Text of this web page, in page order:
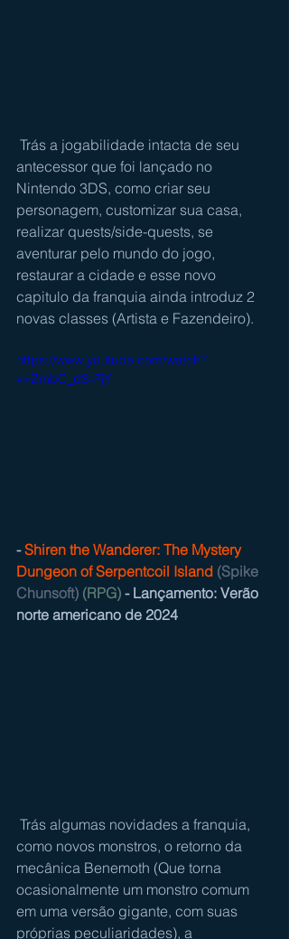
antecessor que foi lançado no
Nintendo 3DS, como criar seu
personagem, customizar sua casa,
realizar quests/side-quests, se
aventurar pelo mundo do jogo,
restaurar a cidade e esse novo
capitulo da franquia ainda introduz 2
novas classes (Artista e Fazendeiro).
https://www.youtube.com/watch?
v=ZmbC_dS-FjY
- Shiren the Wanderer: The Mystery
Dungeon of Serpentcoil Island (Spike
Chunsoft) (RPG) - Lançamento: Verão
norte americano de 2024
como novos monstros, o retorno da
mecânica Benemoth (Que torna
ocasionalmente um monstro comum
em uma versão gigante, com suas
próprias peculiaridades), a